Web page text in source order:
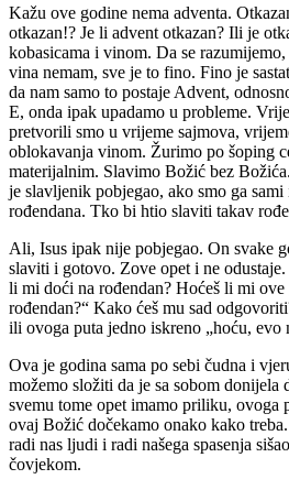
Kažu ove godine nema adventa.
otkazan!? Je li advent otkazan? Ili je
kobasicama i vinom. Da se
vina nemam, sve je to fino. Fino je
da nam samo to postaje Advent,
E, onda ipak upadamo u probleme.
pretvorili smo u vrijeme sajmova,
oblokavanja vinom. Žurimo po šoping
materijalnim. Slavimo Božić bez
je slavljenik pobjegao, ako smo ga
rođendana. Tko bi htio slaviti takav
Ali, Isus ipak nije pobjegao. On svake
slaviti i gotovo. Zove opet i ne
li mi doći na rođendan? Hoćeš li mi
rođendan?“ Kako ćeš mu sad
ili ovoga puta jedno iskreno „hoću, evo
Ova je godina sama po sebi čudna i
možemo složiti da je sa sobom donijela
svemu tome opet imamo priliku, ovoga
ovaj Božić dočekamo onako kako
radi nas ljudi i radi našega spasenja
čovjekom.